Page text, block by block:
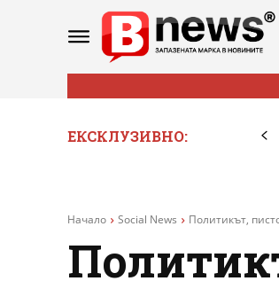
ЕКСКЛУЗИВНО:
Начало Social News Политикът,